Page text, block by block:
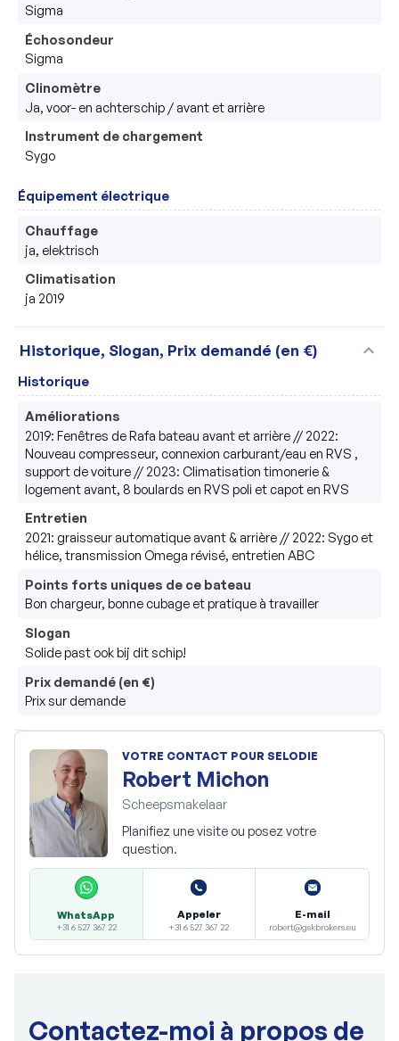
Sigma
Échosondeur
Sigma
Clinomètre
Ja, voor- en achterschip / avant et arrière
Instrument de chargement
Sygo
Équipement électrique
Chauffage
ja, elektrisch
Climatisation
ja 2019
Historique, Slogan, Prix demandé (en €) expand_more
Historique
Améliorations
2019: Fenêtres de Rafa bateau avant et arrière // 2022:
Nouveau compresseur, connexion carburant/eau en RVS ,
support de voiture // 2023: Climatisation timonerie &
Entretien
2021: graisseur automatique avant & arrière // 2022: Sygo et
hélice, transmission Omega révisé, entretien ABC
Points forts uniques de ce bateau
Bon chargeur, bonne cubage et pratique à travailler
Slogan
Solide past ook bij dit schip!
Prix demandé (en €)
Prix sur demande
VOTRE CONTACT POUR SELODIE
Robert Michon
Scheepsmakelaar
Planifiez une visite ou posez votre
question.
WhatsApp
+31 6 527 367 22
Appeler
+31 6 527 367 22
E-mail
robert@gskbrokers.eu
Contactez-moi à propos de